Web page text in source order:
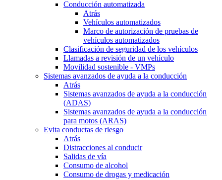
Conducción automatizada
Atrás
Vehículos automatizados
Marco de autorización de pruebas de
vehículos automatizados
Clasificación de seguridad de los vehículos
Llamadas a revisión de un vehículo
Movilidad sostenible - VMPs
Sistemas avanzados de ayuda a la conducción
Atrás
Sistemas avanzados de ayuda a la conducción
(ADAS)
Sistemas avanzados de ayuda a la conducción
para motos (ARAS)
Evita conductas de riesgo
Atrás
Distracciones al conducir
Salidas de vía
Consumo de alcohol
Consumo de drogas y medicación